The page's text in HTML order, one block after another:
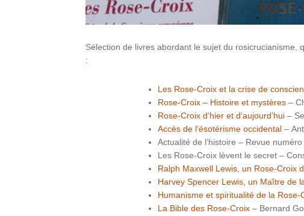
Sélection de livres abordant le sujet du rosicrucianisme,
:
Les Rose-Croix et la crise de
Rose-Croix – Histoire et mystères –
Rose-Croix d’hier et d’aujourd’hui –
Accès de l’ésotérisme occidental –
Actualité de l’histoire – Revue
Les Rose-Croix lèvent le secret –
Ralph Maxwell Lewis, un Rose-Croix
Harvey Spencer Lewis, un Maître de
Humanisme et spiritualité de la Rose-
La Bible des Rose-Croix – Bernard